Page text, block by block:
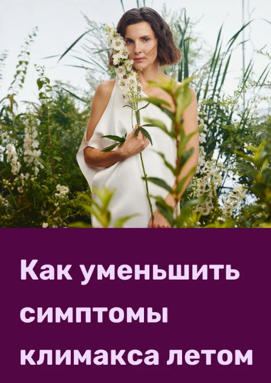
декоративные кустарники (барбарис, дерен, туя,
бирючина). Спасибо!
Eugenia90 17 апреля 2020, 16:01
Как сажать плодовые деревья и
кустарники на глинистой почве? 11
Добрый день! Мы с мужем купили дачный участок в
Ленинградской области в Кировском районе,
недалеко от Синявино. Участок был не
разработанный, полностью заросший деревьями и
кустарниками. Часть земли перекопали
экскаватором. Земля, на мой...
LamaTorf 15 апреля 2019, 13:22
Как сажать и чем подкармливать
плодовые деревья 2
Плодовое дерево нуждается в подкормках на каждом
этапе своего развития. Саженец, который
переселяется в ваш сад; дерево в полном расцвете
всем им требуется грамотное удабривание. И главное
user_5680 3 сентября 2024, 15:20